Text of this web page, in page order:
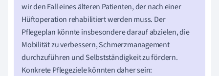
wir den Fall eines älteren Patienten, der nach einer
Hüftoperation rehabilitiert werden muss. Der
Pflegeplan könnte insbesondere darauf abzielen, die
Mobilität zu verbessern, Schmerzmanagement
durchzuführen und Selbstständigkeit zu fördern.
Konkrete Pflegeziele könnten daher sein: